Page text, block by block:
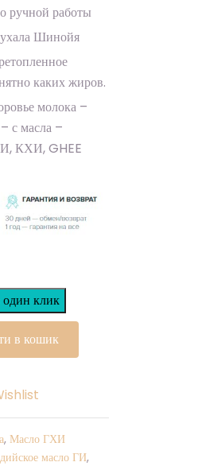
ручной работы
Шинойя
каких жиров.
молока –
с масла –
КХИ, GHEE
клик
в кошик
, Масло ГХИ
масло ГИ,